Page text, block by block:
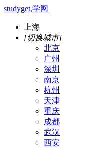
studyget,学网
上海
[切换城市]
北京
广州
深圳
南京
杭州
天津
重庆
成都
武汉
西安